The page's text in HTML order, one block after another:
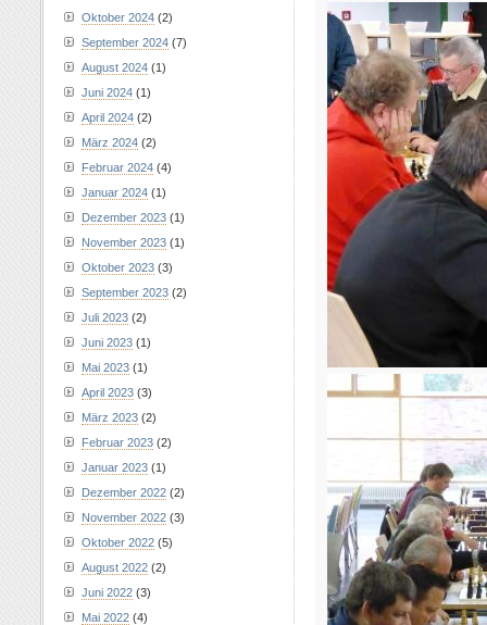
Oktober 2024 (2)
September 2024 (7)
August 2024 (1)
Juni 2024 (1)
April 2024 (2)
März 2024 (2)
Februar 2024 (4)
Januar 2024 (1)
Dezember 2023 (1)
November 2023 (1)
Oktober 2023 (3)
September 2023 (2)
Juli 2023 (2)
Juni 2023 (1)
Mai 2023 (1)
April 2023 (3)
März 2023 (2)
Februar 2023 (2)
Januar 2023 (1)
Dezember 2022 (2)
November 2022 (3)
Oktober 2022 (5)
August 2022 (2)
Juni 2022 (3)
Mai 2022 (4)